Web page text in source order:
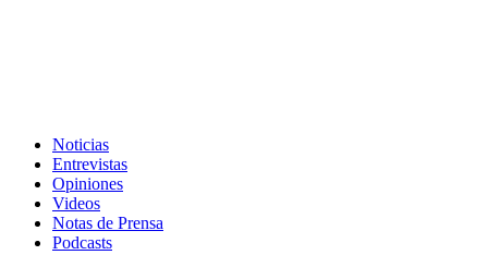
Noticias
Entrevistas
Opiniones
Videos
Notas de Prensa
Podcasts